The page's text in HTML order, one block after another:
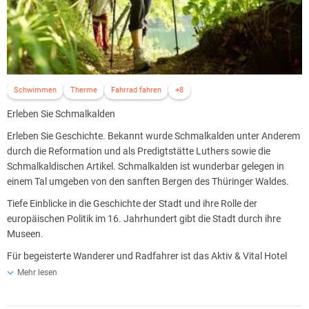
Schwimmen Therme Fahrrad fahren +8
Erleben Sie Schmalkalden
Erleben Sie Geschichte. Bekannt wurde Schmalkalden unter Anderem
durch die Reformation und als Predigtstätte Luthers sowie die
Schmalkaldischen Artikel. Schmalkalden ist wunderbar gelegen in
einem Tal umgeben von den sanften Bergen des Thüringer Waldes.
Tiefe Einblicke in die Geschichte der Stadt und ihre Rolle der
europäischen Politik im 16. Jahrhundert gibt die Stadt durch ihre
Museen.
Für begeisterte Wanderer und Radfahrer ist das Aktiv & Vital Hotel
Thüringen in perfekter Lage als Ausgangspunkt für längere
Mehr lesen